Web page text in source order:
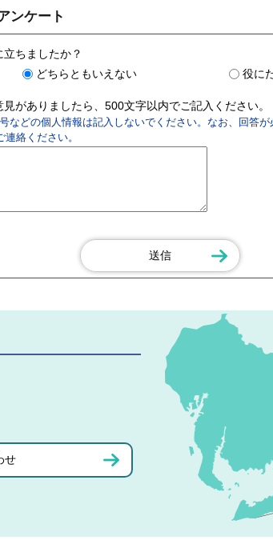
ンケート
ちましたか？
どちらともいえない 役に
がありましたら、500文字以内でご記入ください。
などの個人情報は記入しないでください。なお、回答
絡ください。
せ